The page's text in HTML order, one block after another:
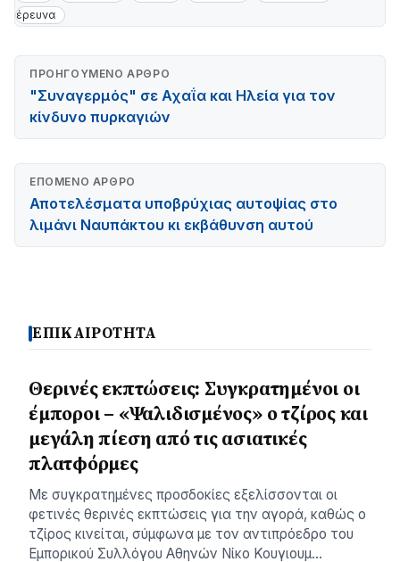
έρευνα
ΠΡΟΗΓΟΎΜΕΝΟ ΆΡΘΡΟ
"Συναγερμός" σε Αχαΐα και Ηλεία για τον
κίνδυνο πυρκαγιών
ΕΠΌΜΕΝΟ ΆΡΘΡΟ
Αποτελέσματα υποβρύχιας αυτοψίας στο
λιμάνι Ναυπάκτου κι εκβάθυνση αυτού
ΕΠΙΚΑΙΡΟΤΗΤΑ
Θερινές εκπτώσεις: Συγκρατημένοι οι
έμποροι – «Ψαλιδισμένος» ο τζίρος και
μεγάλη πίεση από τις ασιατικές
πλατφόρμες
Με συγκρατημένες προσδοκίες εξελίσσονται οι
φετινές θερινές εκπτώσεις για την αγορά, καθώς ο
τζίρος κινείται, σύμφωνα με τον αντιπρόεδρο του
Εμπορικού Συλλόγου Αθηνών Νίκο Κουγιουμ…